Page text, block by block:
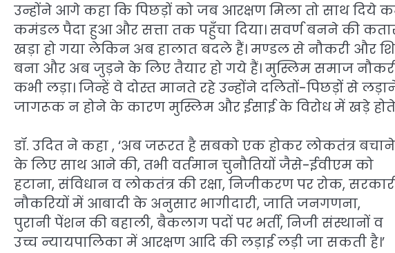
उन्होंने आगे कहा कि पिछड़ों को जब आरक्षण मिला तो साथ दिये
कमंडल पैदा हुआ और सत्ता तक पहुँचा दिया। सवर्ण बनने की
खड़ा हो गया लेकिन अब हालात बदले हैं। मण्डल से नौकरी और
बना और अब जुड़ने के लिए तैयार हो गये हैं। मुस्लिम समाज
कभी लड़ा। जिन्हें वे दोस्त मानते रहे उन्होंने दलितों-पिछड़ों से
जागरूक न होने के कारण मुस्लिम और ईसाई के विरोध में खड़े
डॉ. उदित ने कहा , ‘अब जरूरत है सबको एक होकर लोकतंत्र बचाने
के लिए साथ आने की, तभी वर्तमान चुनौतियों जैसे-ईवीएम को
हटाना, संविधान व लोकतंत्र की रक्षा, निजीकरण पर रोक,
नौकरियों में आबादी के अनुसार भागीदारी, जाति जनगणना,
पुरानी पेंशन की बहाली, बैकलाग पदों पर भर्ती, निजी संस्थानों व
उच्च न्यायपालिका में आरक्षण आदि की लड़ाई लड़ी जा सकती है।’